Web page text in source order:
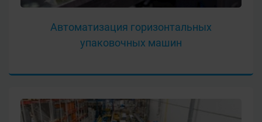
Автоматизация горизонтальных
упаковочных машин